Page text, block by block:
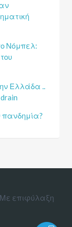
Νόμπελ:
Ελλάδα ..
πανδημία?
Με επιφύλαξη